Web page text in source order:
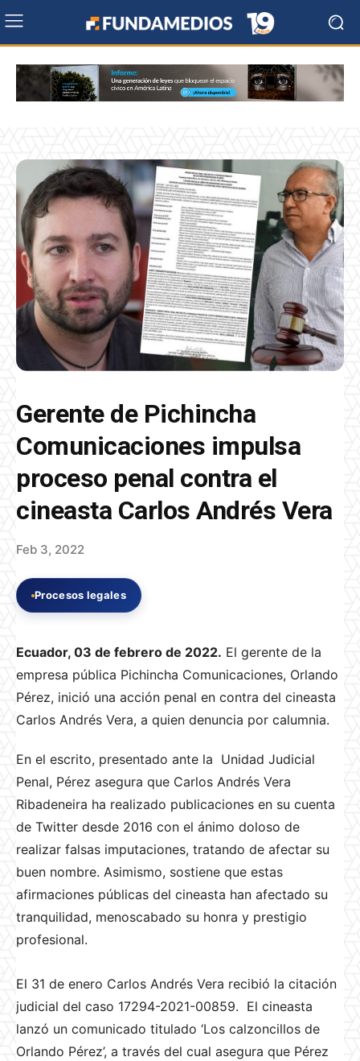
Gerente de Pichincha
Comunicaciones impulsa
proceso penal contra el
cineasta Carlos Andrés Vera
Feb 3, 2022
Procesos legales
Ecuador, 03 de febrero de 2022. El gerente de la
empresa pública Pichincha Comunicaciones, Orlando
Pérez, inició una acción penal en contra del cineasta
Carlos Andrés Vera, a quien denuncia por calumnia.
En el escrito, presentado ante la Unidad Judicial
Penal, Pérez asegura que Carlos Andrés Vera
Ribadeneira ha realizado publicaciones en su cuenta
de Twitter desde 2016 con el ánimo doloso de
realizar falsas imputaciones, tratando de afectar su
buen nombre. Asimismo, sostiene que estas
afirmaciones públicas del cineasta han afectado su
tranquilidad, menoscabado su honra y prestigio
profesional.
El 31 de enero Carlos Andrés Vera recibió la citación
judicial del caso 17294-2021-00859. El cineasta
lanzó un comunicado titulado ‘Los calzoncillos de
Orlando Pérez’, a través del cual asegura que Pérez